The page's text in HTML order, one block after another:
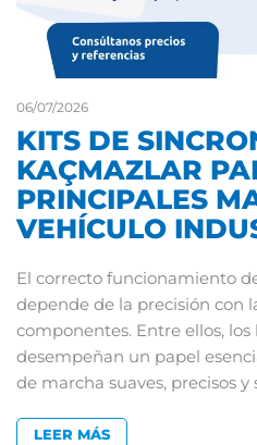
06/07/2026
KITS DE
KAÇMAZLAR
PRINCIPALES
VEHÍCULO
El correcto funcionamiento
depende de la precisión con
componentes. Entre ellos,
desempeñan un papel
de marcha suaves, precisos y
LEER MÁS